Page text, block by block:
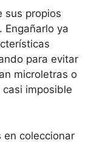
sus propios
Engañarlo ya
para evitar
microletras o
imposible
en coleccionar